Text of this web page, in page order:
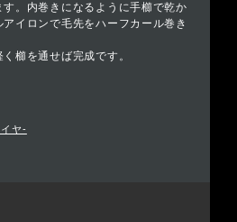
。内巻きになるように手櫛で乾か
イロンで毛先をハーフカール巻き
櫛を通せば完成です。
ヤ-